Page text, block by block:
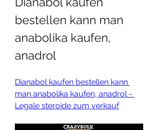
bestellen kann man
anabolika kaufen,
anadrol
Dianabol kaufen bestellen kann
man anabolika kaufen, anadrol -
Legale steroide zum verkauf